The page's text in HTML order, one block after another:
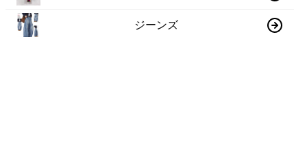
ジーンズ